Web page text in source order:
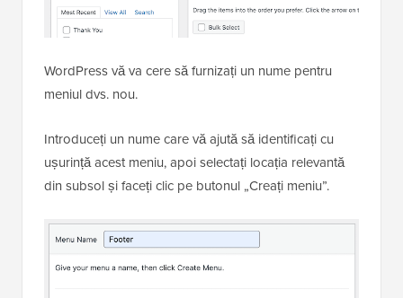
WordPress vă va cere să furnizați un nume pentru
meniul dvs. nou.
Introduceți un nume care vă ajută să identificați cu
ușurință acest meniu, apoi selectați locația relevantă
din subsol și faceți clic pe butonul „Creați meniu”.